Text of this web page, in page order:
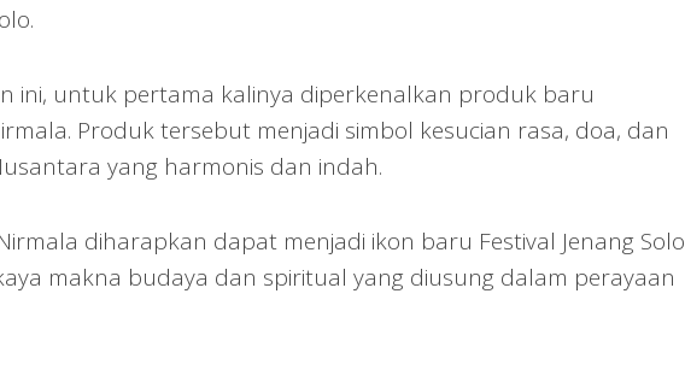
ini, untuk pertama kalinya diperkenalkan produk baru
Produk tersebut menjadi simbol kesucian rasa, doa, dan
yang harmonis dan indah.
diharapkan dapat menjadi ikon baru Festival Jenang Solo
makna budaya dan spiritual yang diusung dalam perayaan